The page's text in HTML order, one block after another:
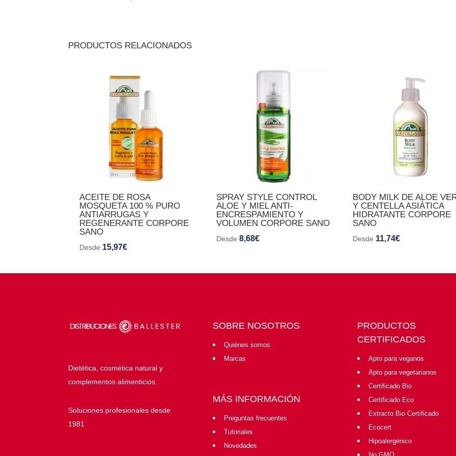
PRODUCTOS RELACIONADOS
ACEITE DE ROSA
MOSQUETA 100 % PURO
ANTIARRUGAS Y
REGENERANTE CORPORE
SANO
Desde 15,97€
SPRAY STYLE CONTROL
ALOE Y MIEL ANTI-
ENCRESPAMIENTO Y
VOLUMEN CORPORE SANO
Desde 8,68€
BODY MILK DE ALOE
Y CENTELLA ASIÁTICA
HIDRATANTE CORPORE
SANO
Desde 11,74€
Dietética, cosmética natural y
complementos alimenticios.
Soluciones profesionales desde
1981
SOBRE NOSOTROS
Quiénes somos
Marcas
MÁS INFORMACIÓN
Preguntas frecuentes
Tutoriales
Novedades
PRODUCTOS
CERTIFICADOS
Apto para veganos
Apto para vegetarianos
Certificado Bio
Certificado Eco
Extracto Bio Certificado
Ecocert
Hipoalergénico